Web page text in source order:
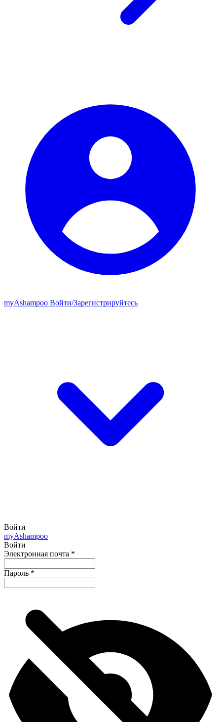
myAshampoo Войти/Зарегистрируйтесь
Войти
myAshampoo
Войти
Электронная почта *
Пароль *